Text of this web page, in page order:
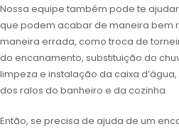
Nossa equipe também pode te
que podem acabar de maneira bem
maneira errada, como troca de
do encanamento, substituição do
limpeza e instalação da caixa
dos ralos do banheiro e da cozinha.
Então, se precisa de ajuda de um